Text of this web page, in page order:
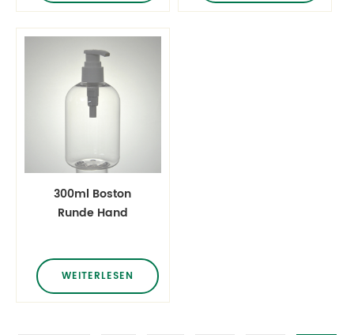
300ml Boston
Runde Hand
WEITERLESEN